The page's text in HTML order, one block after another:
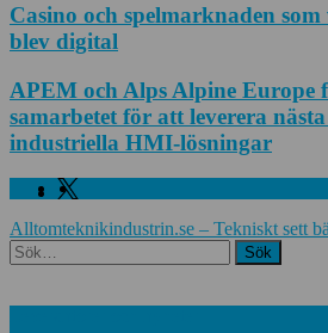
Casino och spelmarknaden
blev digital
APEM och Alps Alpine Europe
samarbetet för att leverera
industriella HMI-lösningar
Facebook
Twitter
Alltomteknikindustrin.se – Tekniskt sett
Search